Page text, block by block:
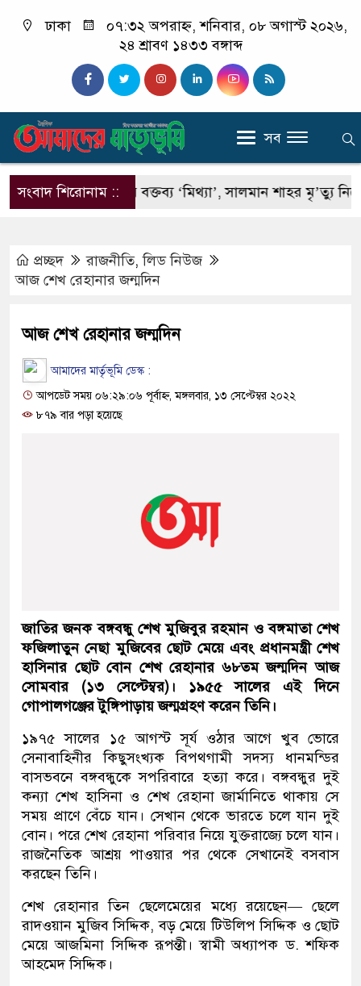
ঢাকা
০৭:৩২ অপরাহ্ন, শনিবার, ০৮ অগাস্ট ২০২৬,
২৪ শ্রাবণ ১৪৩৩ বঙ্গাব্দ
সব
সংবাদ শিরোনাম ::
রিজভীর বক্তব্য ‘মিথ্যা’, সালমান শাহর মৃ’ত্যু নিয়ে
প্রচ্ছদ রাজনীতি,লিড নিউজ
আজ শেখ রেহানার জন্মদিন
আজ শেখ রেহানার জন্মদিন
আমাদের মার্তৃভূমি ডেস্ক :
আপডেট সময় ০৬:২৯:০৬ পূর্বাহ্ন, মঙ্গলবার, ১৩ সেপ্টেম্বর ২০২২
৮৭৯ বার পড়া হয়েছে
জাতির জনক বঙ্গবন্ধু শেখ মুজিবুর রহমান ও বঙ্গমাতা শেখ
ফজিলাতুন নেছা মুজিবের ছোট মেয়ে এবং প্রধানমন্ত্রী শেখ
হাসিনার ছোট বোন শেখ রেহানার ৬৮তম জন্মদিন আজ
সোমবার (১৩ সেপ্টেম্বর)। ১৯৫৫ সালের এই দিনে
গোপালগঞ্জের টুঙ্গিপাড়ায় জন্মগ্রহণ করেন তিনি।
১৯৭৫ সালের ১৫ আগস্ট সূর্য ওঠার আগে খুব ভোরে
সেনাবাহিনীর কিছুসংখ্যক বিপথগামী সদস্য ধানমন্ডির
বাসভবনে বঙ্গবন্ধুকে সপরিবারে হত্যা করে। বঙ্গবন্ধুর দুই
কন্যা শেখ হাসিনা ও শেখ রেহানা জার্মানিতে থাকায় সে
সময় প্রাণে বেঁচে যান। সেখান থেকে ভারতে চলে যান দুই
বোন। পরে শেখ রেহানা পরিবার নিয়ে যুক্তরাজ্যে চলে যান।
রাজনৈতিক আশ্রয় পাওয়ার পর থেকে সেখানেই বসবাস
করছেন তিনি।
শেখ রেহানার তিন ছেলেমেয়ের মধ্যে রয়েছেন— ছেলে
রাদওয়ান মুজিব সিদ্দিক, বড় মেয়ে টিউলিপ সিদ্দিক ও ছোট
মেয়ে আজমিনা সিদ্দিক রূপন্তী। স্বামী অধ্যাপক ড. শফিক
আহমেদ সিদ্দিক।